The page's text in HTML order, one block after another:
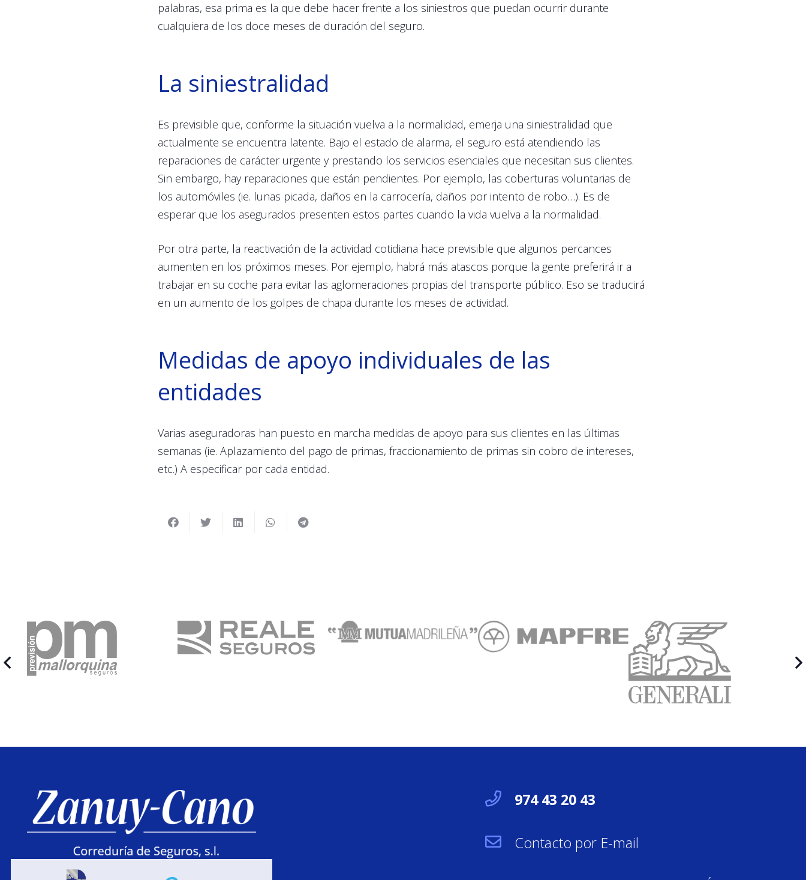
palabras, esa prima es la que debe hacer frente a los siniestros que puedan ocurrir durante
cualquiera de los doce meses de duración del seguro.
La siniestralidad
Es previsible que, conforme la situación vuelva a la normalidad, emerja una siniestralidad que
actualmente se encuentra latente. Bajo el estado de alarma, el seguro está atendiendo las
reparaciones de carácter urgente y prestando los servicios esenciales que necesitan sus clientes.
Sin embargo, hay reparaciones que están pendientes. Por ejemplo, las coberturas voluntarias de
los automóviles (ie. lunas picada, daños en la carrocería, daños por intento de robo…). Es de
esperar que los asegurados presenten estos partes cuando la vida vuelva a la normalidad.
Por otra parte, la reactivación de la actividad cotidiana hace previsible que algunos percances
aumenten en los próximos meses. Por ejemplo, habrá más atascos porque la gente preferirá ir a
trabajar en su coche para evitar las aglomeraciones propias del transporte público. Eso se traducirá
en un aumento de los golpes de chapa durante los meses de actividad.
Medidas de apoyo individuales de las
entidades
Varias aseguradoras han puesto en marcha medidas de apoyo para sus clientes en las últimas
semanas (ie. Aplazamiento del pago de primas, fraccionamiento de primas sin cobro de intereses,
etc.) A especificar por cada entidad.
974 43 20 43
Contacto por E-mail